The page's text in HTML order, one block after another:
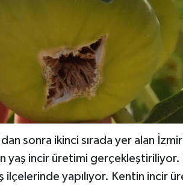
sonra ikinci sırada yer alan
yaş incir üretimi gerçekleştiriliyor.
yapılıyor. Kentin incir